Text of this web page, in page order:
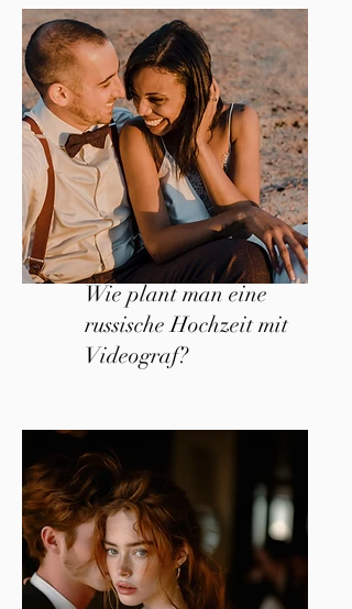
Wie plant man eine
russische Hochzeit mit
Videograf?